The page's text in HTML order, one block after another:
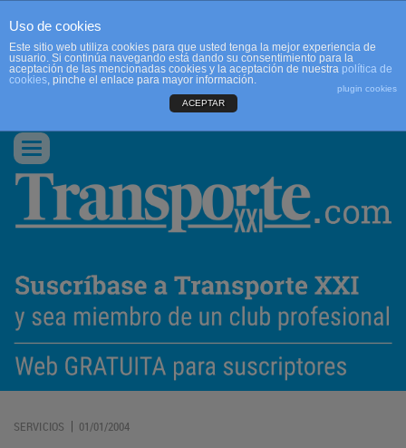
CONTACTO
Conmutar
navegación
SERVICIOS | 01/01/2004
Uso de cookies
Este sitio web utiliza cookies para que usted tenga la mejor experiencia de
usuario. Si continúa navegando está dando su consentimiento para la
aceptación de las mencionadas cookies y la aceptación de nuestra política de
cookies, pinche el enlace para mayor información.
plugin cookies
ACEPTAR